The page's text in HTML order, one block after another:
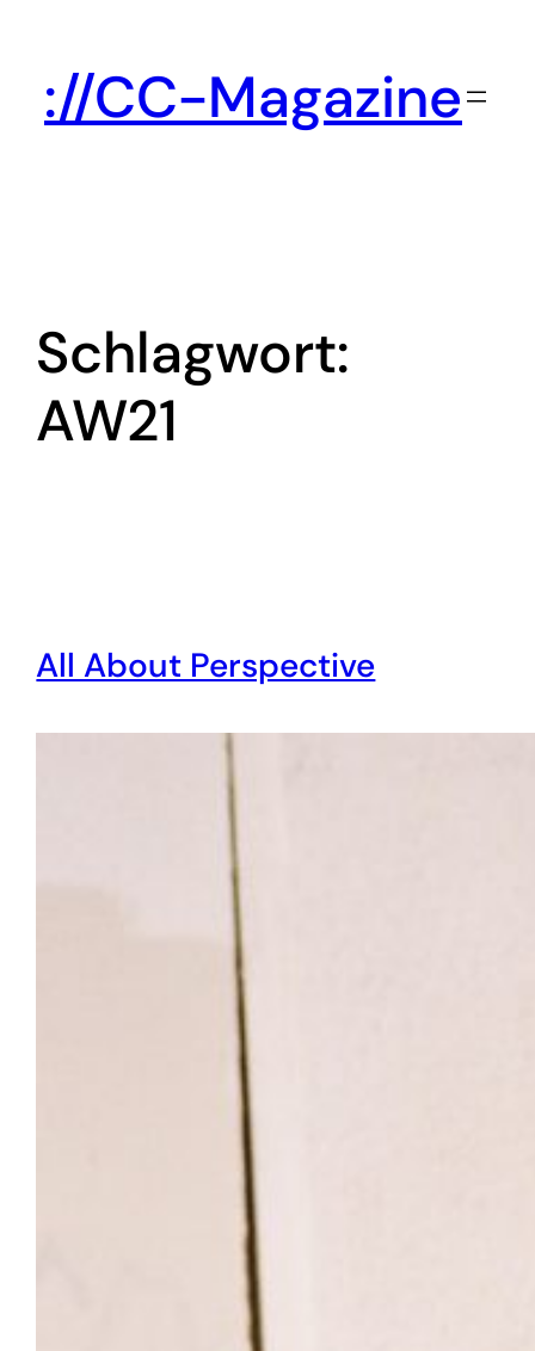
springen
://CC-Magazine
Schlagwort:
AW21
All About Perspective